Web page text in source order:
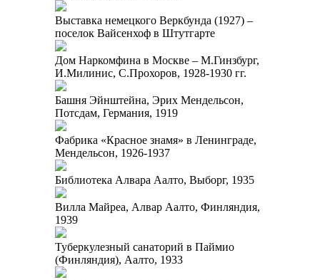
Выставка немецкого Веркбунда (1927) –
поселок Вайсенхоф в Штутгарте
Дом Наркомфина в Москве – М.Гинзбург,
И.Милинис, С.Прохоров, 1928-1930 гг.
Башня Эйнштейна, Эрих Мендельсон,
Потсдам, Германия, 1919
Фабрика «Красное знамя» в Ленинграде,
Мендельсон, 1926-1937
Библиотека Алвара Аалто, Выборг, 1935
Вилла Майреа, Алвар Аалто, Финляндия,
1939
Туберкулезный санаторий в Паймио
(Финляндия), Аалто, 1933